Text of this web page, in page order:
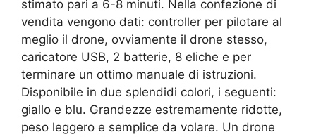
stimato pari a 6-8 minuti. Nella confezione di
vendita vengono dati: controller per pilotare al
meglio il drone, ovviamente il drone stesso,
caricatore USB, 2 batterie, 8 eliche e per
terminare un ottimo manuale di istruzioni.
Disponibile in due splendidi colori, i seguenti:
giallo e blu. Grandezze estremamente ridotte,
peso leggero e semplice da volare. Un drone